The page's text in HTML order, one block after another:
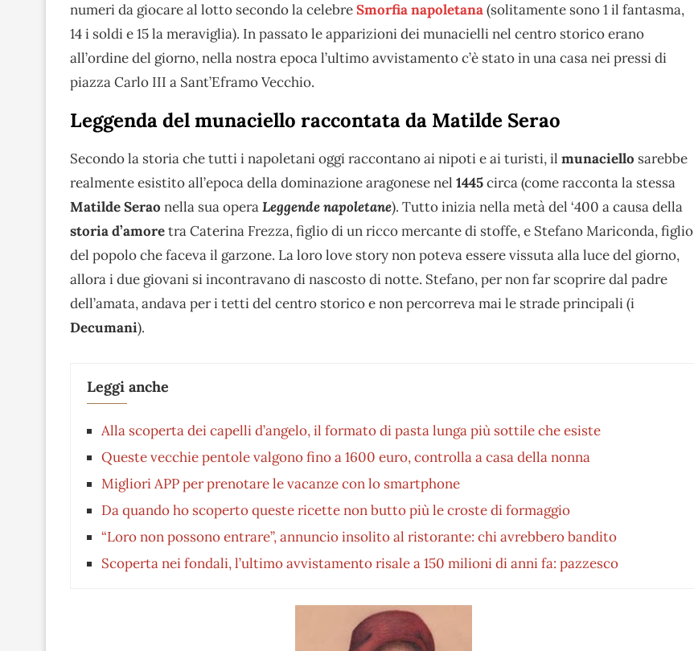
numeri da giocare al lotto secondo la celebreSmorfia napoletana(solitamente sono 1 il fantasma,
14 i soldi e 15 la meraviglia). In passato le apparizioni dei munacielli nel centro storico erano
all’ordine del giorno, nella nostra epoca l’ultimo avvistamento c’è stato in una casa nei pressi di
piazza Carlo III a Sant’Eframo Vecchio.
Leggenda del munaciello raccontata da Matilde Serao
Secondo la storia che tutti i napoletani oggi raccontano ai nipoti e ai turisti, il munaciello sarebbe
realmente esistito all’epoca della dominazione aragonese nel 1445circa (come racconta la stessa
Matilde Serao nella sua operaLeggende napoletane). Tutto inizia nella metà del ‘400 a causa della
storia d’amoretra Caterina Frezza, figlio di un ricco mercante di stoffe, e Stefano Mariconda, figlio
del popolo che faceva il garzone. La loro love story non poteva essere vissuta alla luce del giorno,
allora i due giovani si incontravano di nascosto di notte. Stefano, per non far scoprire dal padre
dell’amata, andava per i tetti del centro storico e non percorreva mai le strade principali (i
Decumani).
Leggi anche
Alla scoperta dei capelli d’angelo, il formato di pasta lunga più sottile che esiste
Queste vecchie pentole valgono fino a 1600 euro, controlla a casa della nonna
Migliori APP per prenotare le vacanze con lo smartphone
Da quando ho scoperto queste ricette non butto più le croste di formaggio
“Loro non possono entrare”, annuncio insolito al ristorante: chi avrebbero bandito
Scoperta nei fondali, l’ultimo avvistamento risale a 150 milioni di anni fa: pazzesco